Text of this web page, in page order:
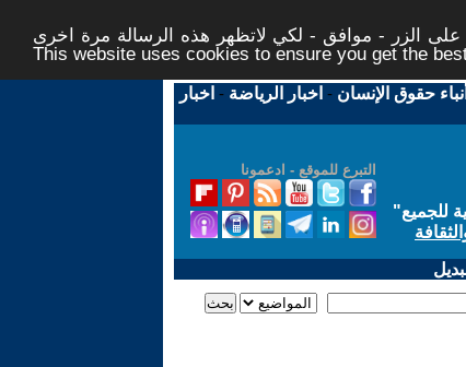
الزر - موافق - لكي لاتظهر هذه الرسالة مرة اخرى -
This website uses cookies to ensure you get the
حقوق الإنسان - اخبار الرياضة - اخبار
التبرع للموقع - ادعمونا
للجميع"